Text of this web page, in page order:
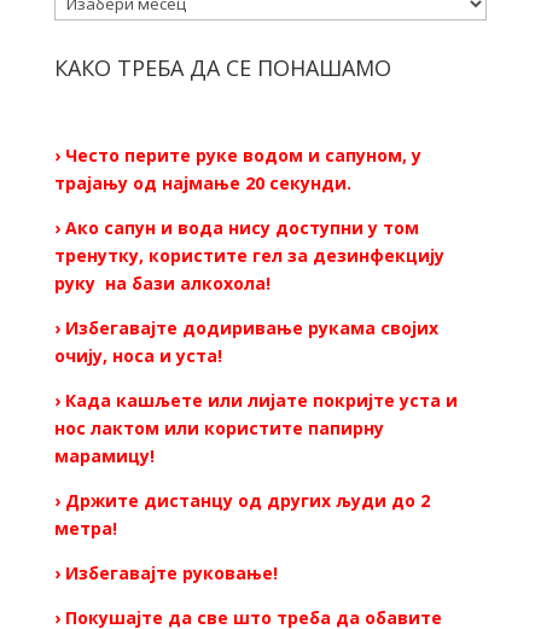
КАКО ТРЕБА ДА СЕ ПОНАШАМО
› Често перите руке водом и сапуном, у
трајању од најмање 20 секунди.
› Ако сапун и вода нису доступни у том
тренутку, користите гел за дезинфекцију
руку на бази алкохола!
› Избегавајте додиривање рукама својих
очију, носа и уста!
› Када кашљете или лијате покријте уста и
нос лактом или користите папирну
марамицу!
› Држите дистанцу од других људи до 2
метра!
› Избегавајте руковање!
› Покушајте да све што треба да обавите